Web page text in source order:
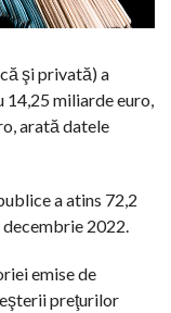
şi privată) a
miliarde euro,
arată datele
a atins 72,2
2022.
emise de
preţurilor